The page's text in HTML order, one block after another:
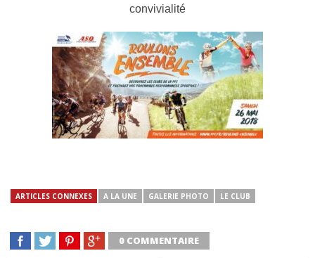
convivialité
ARTICLES CONNEXES A LA UNE GALERIE PHOTO LE CLUB
0 COMMENTAIRE